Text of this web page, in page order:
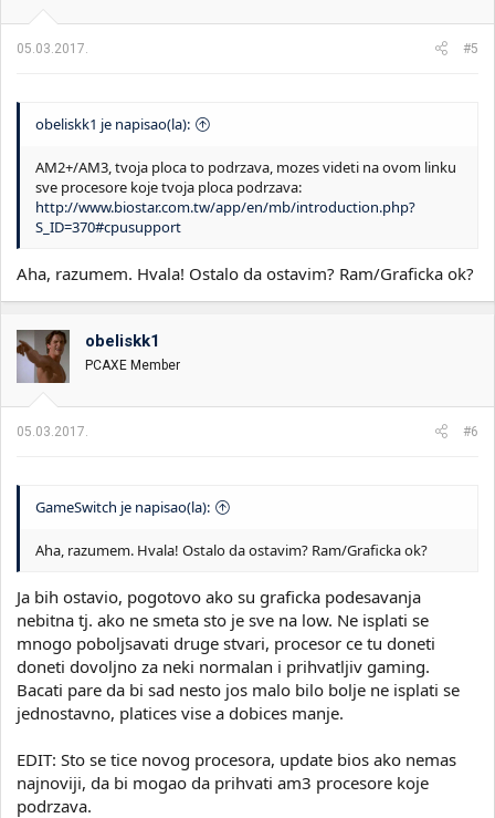
05.03.2017. #5
obeliskk1 je napisao(la):
AM2+/AM3, tvoja ploca to podrzava, mozes videti na ovom linku
sve procesore koje tvoja ploca podrzava:
http://www.biostar.com.tw/app/en/mb/introduction.php?
S_ID=370#cpusupport
Aha, razumem. Hvala! Ostalo da ostavim? Ram/Graficka ok?
obeliskk1
PCAXE Member
05.03.2017. #6
GameSwitch je napisao(la):
Aha, razumem. Hvala! Ostalo da ostavim? Ram/Graficka ok?
Ja bih ostavio, pogotovo ako su graficka podesavanja
nebitna tj. ako ne smeta sto je sve na low. Ne isplati se
mnogo poboljsavati druge stvari, procesor ce tu doneti
doneti dovoljno za neki normalan i prihvatljiv gaming.
Bacati pare da bi sad nesto jos malo bilo bolje ne isplati se
jednostavno, platices vise a dobices manje.
EDIT: Sto se tice novog procesora, update bios ako nemas
najnoviji, da bi mogao da prihvati am3 procesore koje
podrzava.